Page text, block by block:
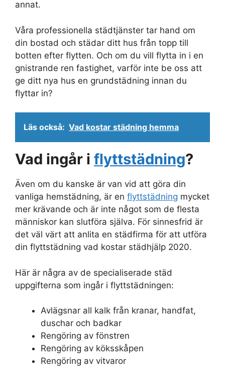
annat.
Våra professionella städtjänster tar hand om
din bostad och städar ditt hus från topp till
botten efter flytten. Och om du vill flytta in i en
gnistrande ren fastighet, varför inte be oss att
ge ditt nya hus en grundstädning innan du
flyttar in?
Läs också: Vad kostar städning hemma
Vad ingår i flyttstädning?
Även om du kanske är van vid att göra din
vanliga hemstädning, är en flyttstädning mycket
mer krävande och är inte något som de flesta
människor kan slutföra själva. För sinnesfrid är
det väl värt att anlita en städfirma för att utföra
din flyttstädning vad kostar städhjälp 2020.
Här är några av de specialiserade städ
uppgifterna som ingår i flyttstädningen:
Avlägsnar all kalk från kranar, handfat,
duschar och badkar
Rengöring av fönstren
Rengöring av köksskåpen
Rengöring av vitvaror